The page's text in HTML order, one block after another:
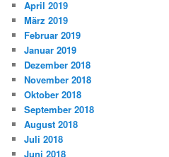
April 2019
März 2019
Februar 2019
Januar 2019
Dezember 2018
November 2018
Oktober 2018
September 2018
August 2018
Juli 2018
Juni 2018